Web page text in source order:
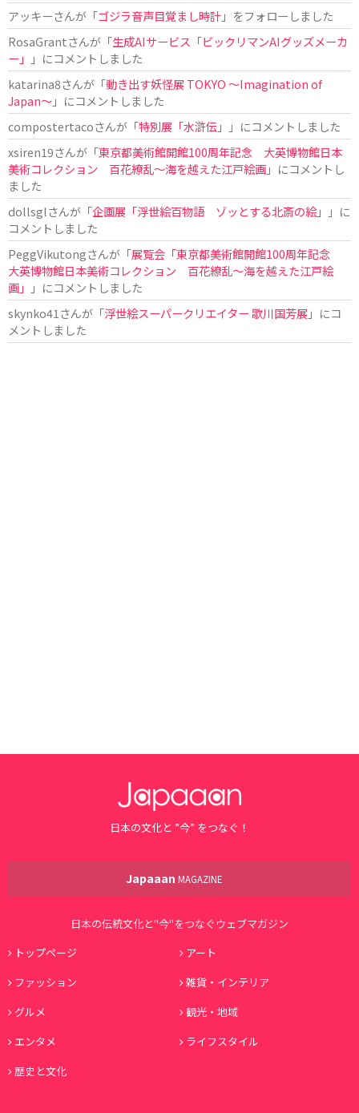
アッキーさんが「ゴジラ音声目覚まし時計」をフォローしました
RosaGrantさんが「生成AIサービス「ビックリマンAIグッズメーカ
ー」
」にコメントしました
katarina8さんが「動き出す妖怪展 TOKYO 〜Imagination of
Japan〜」にコメントしました
compostertacoさんが「特別展「水滸伝」
」にコメントしました
xsiren19さんが「東京都美術館開館100周年記念 大英博物館日本
美術コレクション 百花繚乱～海を越えた江戸絵画」にコメントし
ました
dollsglさんが「企画展「浮世絵百物語 ゾッとする北斎の絵」
」に
コメントしました
PeggVikutongさんが「展覧会「東京都美術館開館100周年記念
大英博物館日本美術コレクション 百花繚乱〜海を越えた江戸絵
画」
」にコメントしました
skynko41 さんが「浮世絵スーパークリエイター 歌川国芳展 」にコ
メントしました
日本の文化と ”今” をつなぐ！
Japaaan MAGAZINE
日本の伝統文化と"今"をつなぐウェブマガジン
トップページ
アート
ファッション
雑貨・インテリア
グルメ
観光・地域
エンタメ
ライフスタイル
歴史と文化